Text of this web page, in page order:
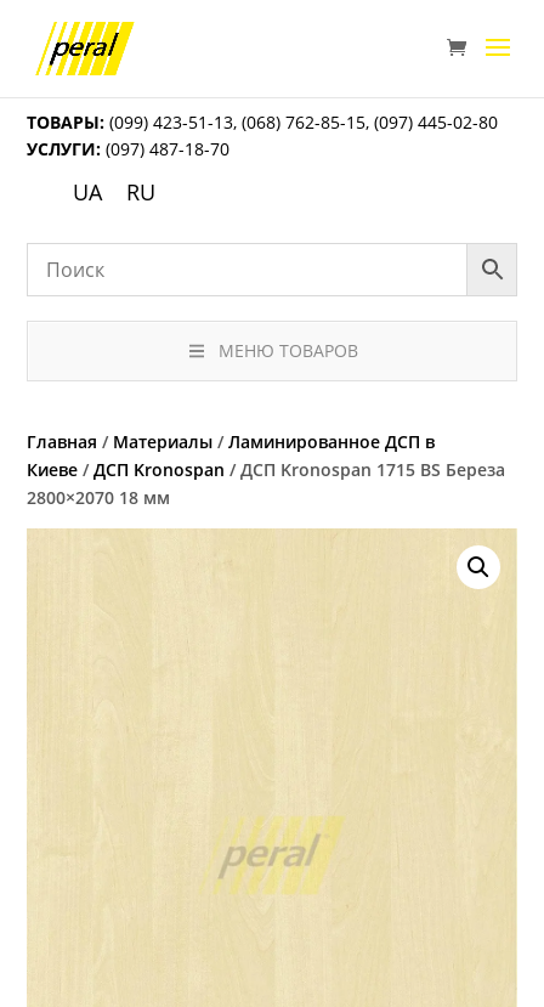
ТОВАРЫ: (099) 423-51-13,(068) 762-85-15,(097) 445-02-80
УСЛУГИ: (097) 487-18-70
UA RU
МЕНЮ ТОВАРОВ
Главная / Материалы /Ламинированное ДСП в
Киеве /ДСП Kronospan / ДСП Kronospan 1715 BS Береза
2800×2070 18 мм